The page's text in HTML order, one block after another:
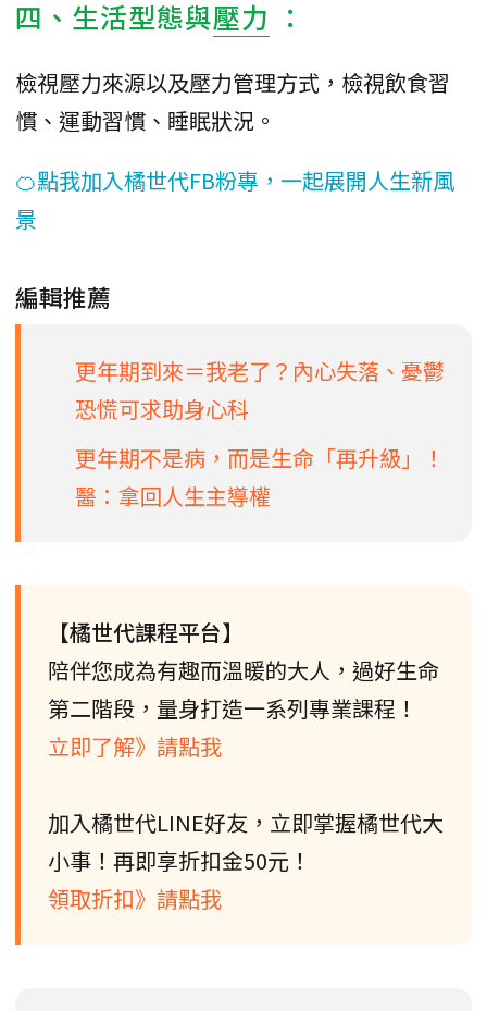
四、生活型態與壓力 ：
檢視壓力來源以及壓力管理方式，檢視飲食習
慣、運動習慣、睡眠狀況。
🍊點我加入橘世代FB粉專，一起展開人生新風
景
編輯推薦
更年期到來＝我老了？內心失落、憂鬱
恐慌可求助身心科
更年期不是病，而是生命「再升級」！
醫：拿回人生主導權
【橘世代課程平台】
陪伴您成為有趣而溫暖的大人，過好生命
第二階段，量身打造一系列專業課程！
立即了解》請點我
加入橘世代LINE好友，立即掌握橘世代大
小事！再即享折扣金50元！
領取折扣》請點我